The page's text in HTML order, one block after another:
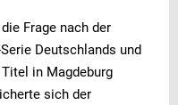
Frage nach der
Deutschlands und
in Magdeburg
sich der